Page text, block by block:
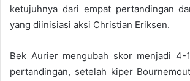
ketujuhnya dari empat pertandingan
yang diinisiasi aksi Christian Eriksen.
Bek Aurier mengubah skor menjadi 4-
pertandingan, setelah kiper